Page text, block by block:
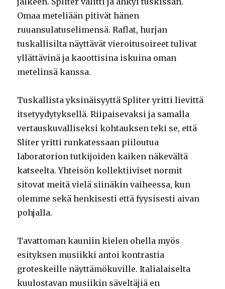
Omaa meteliään pitivät hänen
ruuansulatuselimensä. Raflat, hurjan
tuskallisilta näyttävät vieroitusoireet tulivat
yllättävinä ja kaoottisina iskuina oman
metelinsä kanssa.
Tuskallista yksinäisyyttä Spliter yritti lievittä
itsetyydytyksellä. Riipaisevaksi ja samalla
vertauskuvalliseksi kohtauksen teki se, että
Sliter yritti runkatessaan piiloutua
laboratorion tutkijoiden kaiken näkevältä
katseelta. Yhteisön kollektiiviset normit
sitovat meitä vielä siinäkin vaiheessa, kun
olemme sekä henkisesti että fyysisesti aivan
pohjalla.
Tavattoman kauniin kielen ohella myös
esityksen musiikki antoi kontrastia
groteskeille näyttämökuville. Italialaiselta
kuulostavan musiikin säveltäjiä en